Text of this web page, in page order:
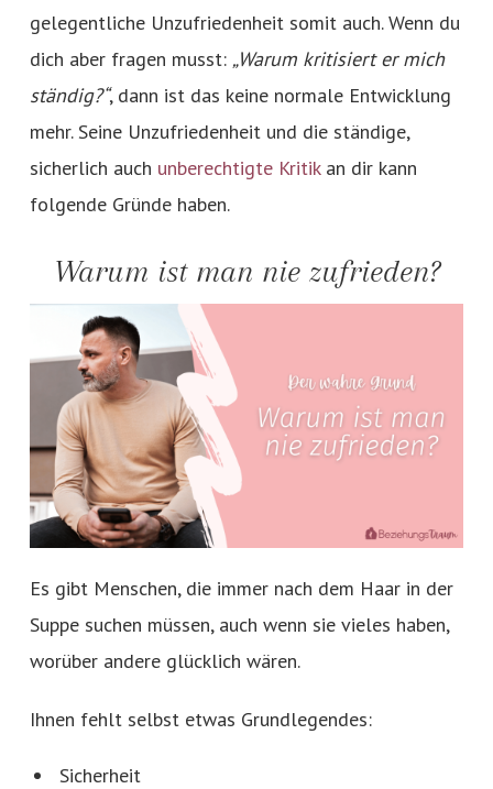
gelegentliche Unzufriedenheit somit auch. Wenn du
dich aber fragen musst: „Warum kritisiert er mich
ständig?“, dann ist das keine normale Entwicklung
mehr. Seine Unzufriedenheit und die ständige,
sicherlich auch unberechtigte Kritikan dir kann
folgende Gründe haben.
Warum ist man nie zufrieden?
Es gibt Menschen, die immer nach dem Haar in der
Suppe suchen müssen, auch wenn sie vieles haben,
worüber andere glücklich wären.
Ihnen fehlt selbst etwas Grundlegendes:
Sicherheit